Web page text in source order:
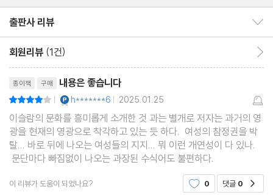
저자는 글로벌시대에, 더구나 대외의존도가 매우 높은 한국이 오해
와 편견에 사로잡혀 가장 큰 단일 문화권을 적대시하는 일이 더 이상
지속되어서는 안 된다고 강조한다. 편견에서 벗어나는 길은 만나고
를 중심으로 뿌리를 내렸다. 도시는 이슬람 문명의 뿌리인 셈이다.
도시를 장식하고 있는 화려한 건축물은 물론 시장, 뒷골목 구석구석
을 다니며 이슬람과 만난다. “각 도시의 역사와 현재의 모습, 그곳에
서 살아가는 사람들의 속내를 충실하게 전달하고자 애를 썼다. 무엇
보다 왜곡된 역사 인식을 걷어내고 인류사를 보다 공정하고 균형 잡
12. 라호르/파키스탄: “라호르를 보지 않으면 세상에 태어나지 않을
것과 같다”
14. 카이로/이집트: “고대문명에서 인간이 배울 수 있는 것은 겸손
뿐”
15. 트리폴리/리비아: 로마시대의 구조를 그대로 간직하고 있는 고
출판사 리뷰
회원리뷰 (1건)
종이책 구매 내용은 좋습니다
| h*******6 | 2025.01.25
이슬람의 문화를 흥미롭게 소개한 것 과는 별개로 저자는 과거의 영
광을 현재의 영광으로 착각하고 있는 듯 하다. 여성의 참정권을 박
탈... 바로 뒤에 나오는 여성들의 지지... 뭐 이런 개연성이 다 있나.
문단마다 빠짐없이 나오는 과장된 수식어도 불편하다.
이 리뷰가 도움이 되었나요? 0 댓글 0